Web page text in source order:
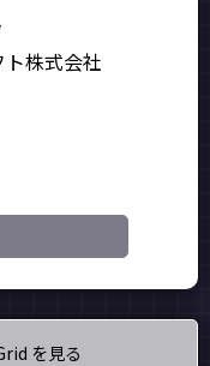
株式会社
を見る